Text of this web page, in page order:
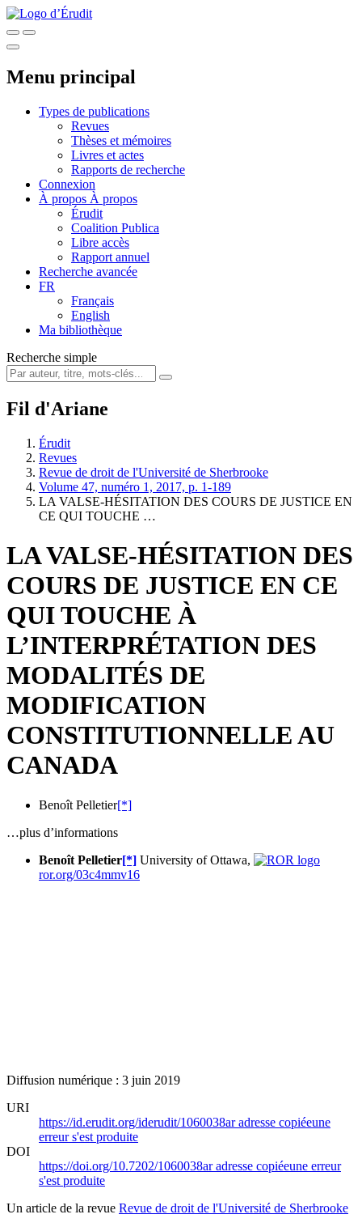
Menu principal
Types de publications
Revues
Thèses et mémoires
Livres et actes
Rapports de recherche
Connexion
À propos À propos
Érudit
Coalition Publica
Libre accès
Rapport annuel
Recherche avancée
FR
Français
English
Ma bibliothèque
Recherche simple
Fil d'Ariane
Érudit
Revues
Revue de droit de l'Université de Sherbrooke
Volume 47, numéro 1, 2017, p. 1-189
LA VALSE-HÉSITATION DES COURS DE JUSTICE EN
CE QUI TOUCHE …
LA VALSE-HÉSITATION DES
COURS DE JUSTICE EN CE
QUI TOUCHE À
L’INTERPRÉTATION DES
MODALITÉS DE
MODIFICATION
CONSTITUTIONNELLE AU
CANADA
Benoît Pelletier[*]
…plus d’informations
Benoît Pelletier[*] University of Ottawa,
ror.org/03c4mmv16
Diffusion numérique : 3 juin 2019
URI
https://id.erudit.org/iderudit/1060038aradresse copiéeune
erreur s'est produite
DOI
https://doi.org/10.7202/1060038aradresse copiéeune erreur
s'est produite
Un article de la revue Revue de droit de l'Université de Sherbrooke